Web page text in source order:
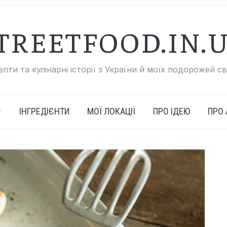
та кулінарні історії з України й моїх подорожей
ІНГРЕДІЄНТИ МОЇ ЛОКАЦІЇ ПРО ІДЕЮ ПРО